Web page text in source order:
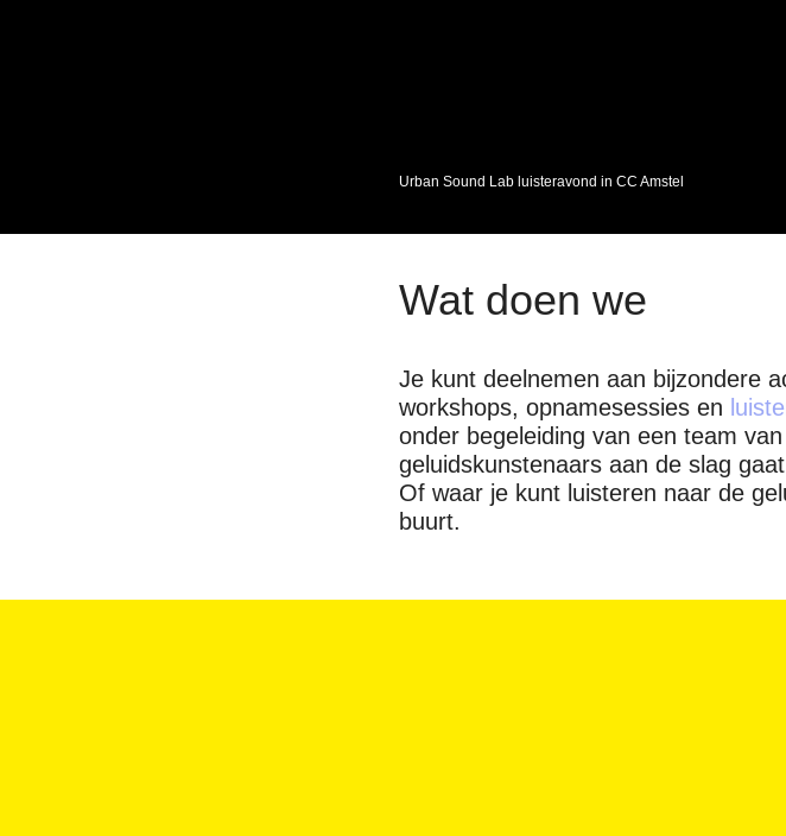
Urban Sound Lab luisteravond in CC Amstel
Wat doen we
Je kunt deelnemen aan bijzondere
workshops, opnamesessies en
onder begeleiding van een team
geluidskunstenaars aan de slag
Of waar je kunt luisteren naar de
buurt.